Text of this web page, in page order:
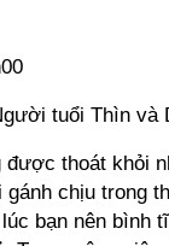
tuổi Thìn và
được thoát khỏi
chịu trong
bạn nên bình